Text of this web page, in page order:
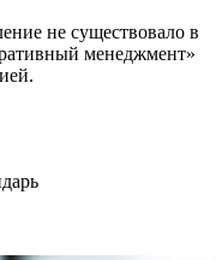
не существовало в
менеджмент»